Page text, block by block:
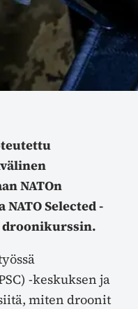
NATOn
Selected -
-keskuksen ja
miten droonit